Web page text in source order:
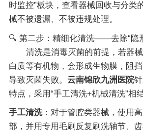
时监控”板块，查看器械回收与分类
械不被遗漏、不被违规处理。
🔍 第二步：精细化清洗——去除“隐
清洗是消毒灭菌的前提，若器
白质等有机物，会形成生物膜，阻
导致灭菌失败。 云南锦欣九洲医院
特点，采用“手工清洗+机械清洗”相
手工清洗：对于管腔类器械，使用
部，并用专用毛刷反复刷洗轴节、